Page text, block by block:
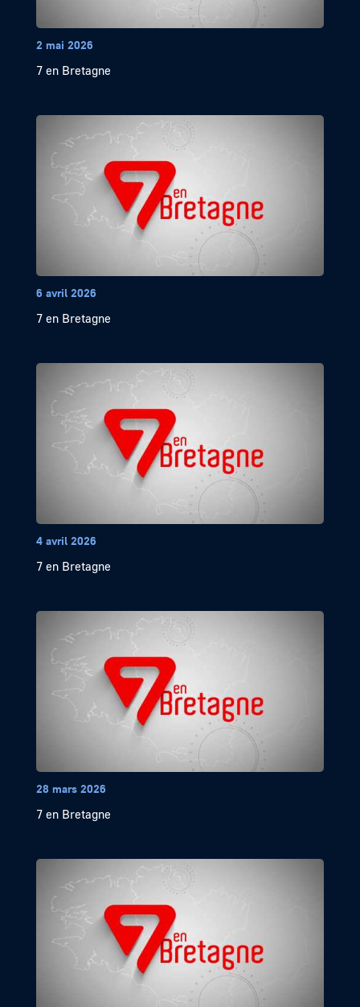
2 mai 2026
7 en Bretagne
6 avril 2026
7 en Bretagne
4 avril 2026
7 en Bretagne
28 mars 2026
7 en Bretagne